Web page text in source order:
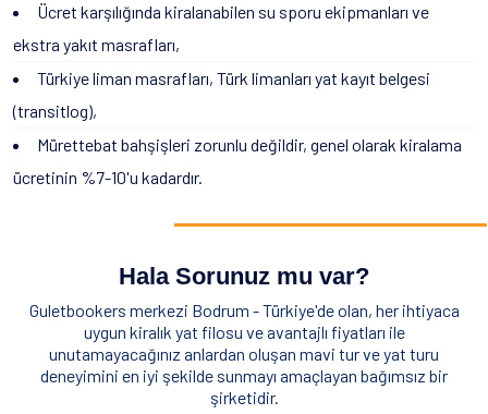
Ücret karşılığında kiralanabilen su sporu ekipmanları ve
ekstra yakıt masrafları,
Türkiye liman masrafları, Türk limanları yat kayıt belgesi
(transitlog),
Mürettebat bahşişleri zorunlu değildir, genel olarak kiralama
ücretinin %7-10'u kadardır.
Hala Sorunuz mu var?
Guletbookers merkezi Bodrum - Türkiye'de olan, her ihtiyaca
uygun kiralık yat filosu ve avantajlı fiyatları ile
unutamayacağınız anlardan oluşan mavi tur ve yat turu
deneyimini en iyi şekilde sunmayı amaçlayan bağımsız bir
şirketidir.